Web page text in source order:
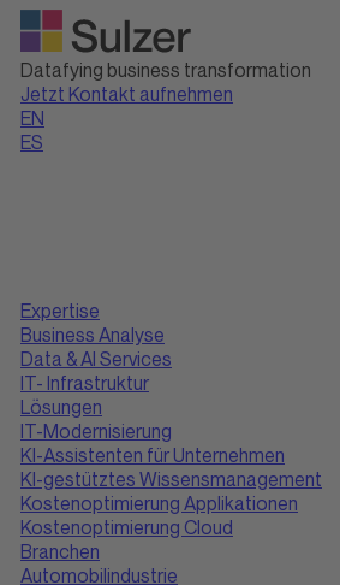
Datafying business transformation
Jetzt Kontakt aufnehmen
EN
ES
Expertise
Business Analyse
Data & AI Services
IT- Infrastruktur
Lösungen
IT-Modernisierung
KI-Assistenten für Unternehmen
KI-gestütztes Wissensmanagement
Kostenoptimierung Applikationen
Kostenoptimierung Cloud
Branchen
Automobilindustrie